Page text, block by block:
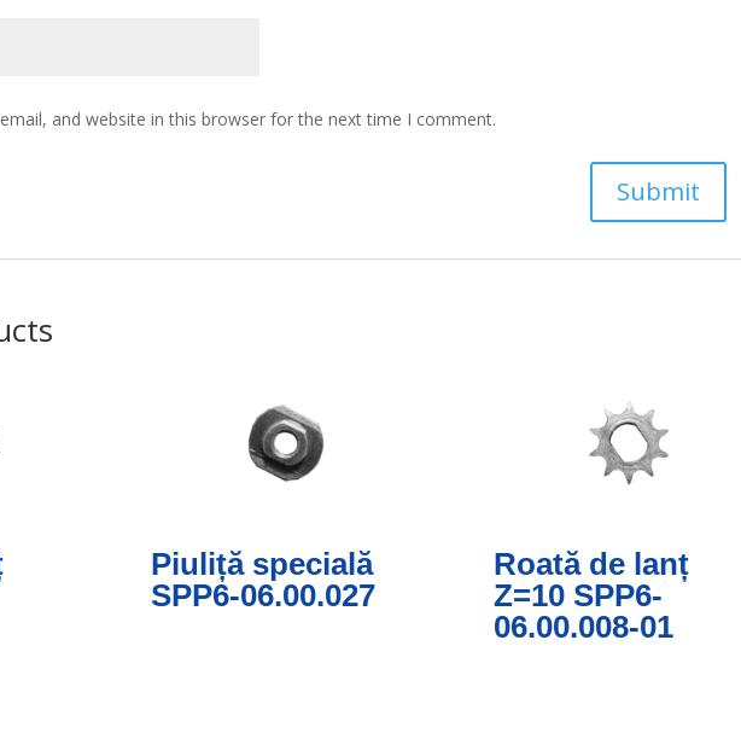
and website in this browser for the next time I comment.
Piuliță specială
SPP6-06.00.027
Roată de lanț
Z=10 SPP6-
06.00.008-01